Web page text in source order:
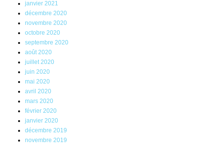
janvier 2021
décembre 2020
novembre 2020
octobre 2020
septembre 2020
août 2020
juillet 2020
juin 2020
mai 2020
avril 2020
mars 2020
février 2020
janvier 2020
décembre 2019
novembre 2019